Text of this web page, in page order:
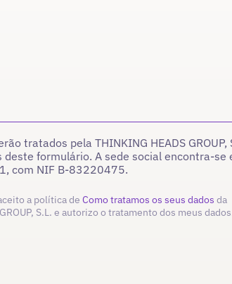
tratados pela THINKING HEADS
formulário. A sede social encontra-se
com NIF B-83220475.
a política de Como tratamos os seus dados da
S.L. e autorizo o tratamento dos meus